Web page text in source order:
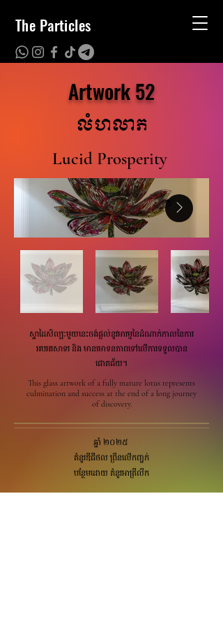
The Particles
Artwork 52
លំហលាភ
Lucid Prosperity
ស្នាដៃសិល្បៈមួយនេះចង់ផ្តល់នូវអារម្មនៃដំណាក់កាលនៃការ
អបអរសាទរ និង មានមោទនភាពទៅលើការទទួលបាន
ជោគជ័យ។
This glass artwork of a fully mature lotus represents
culmination and success at the end of a long journey
of discovery.
ឆ្នាំ ២០២៥
គំនូរឌីជីថល ព្រីនលើកញ្ជក់
បន្ថែមដោយ គំនូរអាគ្រីលីក
2025